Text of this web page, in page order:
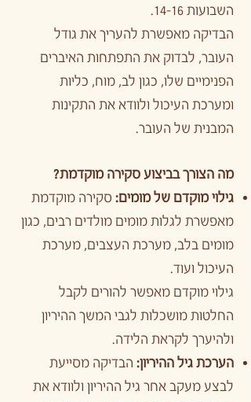
השבועות 14-16.
הבדיקה מאפשרת להעריך את גודל
העובר, לבדוק את התפתחות האיברים
הפנימיים שלו, כגון לב, מוח, כליות
ומערכת העיכול ולוודא את התקינות
המבנית של העובר.
מה הצורך בביצוע סקירה מוקדמת?
גילוי מוקדם של מומים: סקירה מוקדמת
מאפשרת לגלות מומים מולדים רבים, כגון
מומים בלב, מערכת העצבים, מערכת
העיכול ועוד.
גילוי מוקדם מאפשר להורים לקבל
החלטות מושכלות לגבי המשך ההיריון
ולהיערך לקראת הלידה.
הערכת גיל ההיריון: הבדיקה מסייעת
לבצע מעקב אחר גיל ההיריון ולוודא את